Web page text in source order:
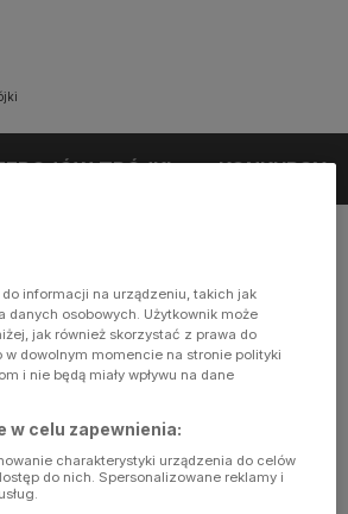
TRÓJKI KONKURSY
informacji na urządzeniu, takich jak
osobowych. Użytkownik może
jak również skorzystać z prawa do
dowolnym momencie na stronie polityki
i nie będą miały wpływu na dane
w celu zapewnienia:
charakterystyki urządzenia do celów
do nich. Spersonalizowane reklamy i